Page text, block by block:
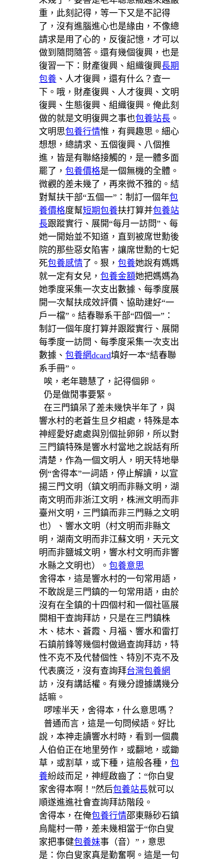
重，此刻記得，等一下又是不記得
了，沒有進腦進心也是緣由，不像總
請求是用了心的，反復記憶，才可以
做到隨問隨答。還有幾個復興，也是
復習一下：財產復興、組織復興長期
包養 、人才復興，還有什么？查一
下。哦，財產復興、人才復興、文明
復興、生態復興、組織復興。俺此刻
做的就是文明復興之事也包養站長 。
文明思包養行情惟，有興趣思。細心
想想，總請求、五個復興、八個推
進，皆是有聯絡接觸的，是一體多面
罷了， 包養價格是一個無機的全體。
微觀的差未幾了，再來微不雅的。結
對幫扶干部“五個一”：制訂一個年包
養價格度幫短期包養扶打算并包養站
長跟蹤實行、展開“每月一訪問”、每
她一開始並不知道，直到被席世勳後
院的那些惡女陷害，讓席世勳的七妃
死包養感情了。狠， 包養她說有媽媽
就一定有女兒， 包養金額她把媽媽為
她季度采集一次支出數據、每季度展
開一次幫扶成效評價、協助建好“一
戶一檔”。結春聯系干部“四個一”：
制訂一個年度打算并跟蹤實行、展開
每季度一訪問、每季度采集一次支出
數據、 包養網dcard填好一本“結春聯
系手冊”。
唉，老年聰慧了，記得個卵。
仍是做閒事要緊。
在三門鎮呆了差未幾快半年了，與
響水村的老蒼生旦夕相處，特殊是本
神經愛好處處與別個扯卵卵，所以對
三門鎮特殊是響水村當地之說話有所
清楚，作為一個文明人，明天特地舉
例“舍得本”一詞語，停止解讀，以宣
揚三門文明（鎮文明而非縣文明，湖
南文明而非浙江文明，株洲文明而非
臺州文明，三門鎮而非三門縣之文明
也）、響水文明（村文明而非縣文
明，湖南文明而非江蘇文明，天元文
明而非鹽城文明，響水村文明而非響
水縣之文明也）。 包養意思
舍得本，這是響水村的一句常用語，
不敢說是三門鎮的一句常用語，由於
沒有在全鎮的十四個村和一個社區展
開相干查詢拜訪，只是在三門鎮株
木、梽木、蒼霞、月福、響水和雷打
石鎮前鋒等幾個村做過查詢拜訪，特
性不克不及代替個性、特別不克不及
代表廣泛，沒有查詢拜台灣包養網
訪，沒有講話權。有幾分證據講幾分
話嘛。
啰嗦半天，舍得本，什么意思嗎？
普通而言，這是一句問候語。好比
說，本神走讀響水村時，看到一個農
人伯伯正在地里勞作，或翻地，或鋤
草，或割草，或下種，這般各種， 包
養紛歧而足，神經啟齒了：“你白叟
家舍得本啊！”然后包養站長就可以
順遂進進社會查詢拜訪階段。
舍得本，在俺包養行情邵東縣砂石鎮
烏龍村一帶，差未幾相當于“你白叟
家把事健包養妹事（音）”，意思
是：你白叟家真是勤奮啊。這是一句